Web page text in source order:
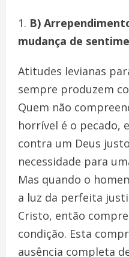
B)
mudança de
Atitudes levianas
sempre produzem
Quem não
horrível é o pecado,
contra um Deus
necessidade para
Mas quando o
a luz da perfeita
Cristo, então
condição. Esta
ausência completa